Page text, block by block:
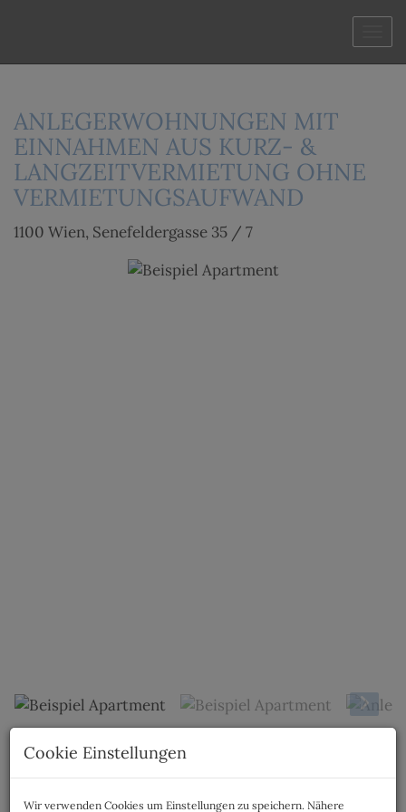
ANLEGERWOHNUNGEN MIT
EINNAHMEN AUS KURZ- &
LANGZEITVERMIETUNG OHNE
VERMIETUNGSAUFWAND
1100 Wien, Senefeldergasse 35 / 7
Beschreibung
Cookie Einstellungen
Wir verwenden Cookies um Einstellungen zu speichern. Nähere